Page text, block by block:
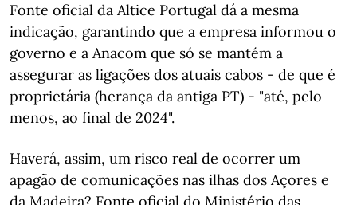
Fonte oficial da Altice Portugal dá a mesma
indicação, garantindo que a empresa informou o
governo e a Anacom que só se mantém a
assegurar as ligações dos atuais cabos - de que é
proprietária (herança da antiga PT) - "até, pelo
menos, ao final de 2024".
Haverá, assim, um risco real de ocorrer um
apagão de comunicações nas ilhas dos Açores e